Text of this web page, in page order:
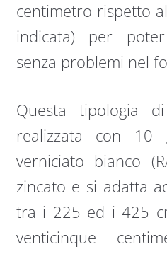
centimetro rispetto
indicata) per
senza problemi nel
Questa tipologia di
realizzata con 10
verniciato bianco
zincato e si adatta
tra i 225 ed i 425
venticinque